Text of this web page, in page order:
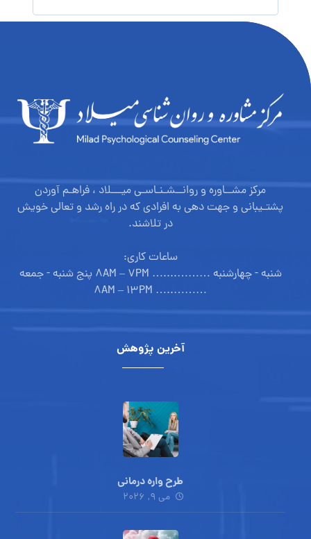
مرکز مشــاوره و روانــشـنـاسـی میـــلاد ، فراهـم آوردن
پشتـیبانی و جهت دهی به افرادی که در راه رشد و تعالی خویش
در تلاشند.
ساعات کاری:
شنبه - چهارشنبه ………....… ۸AM – ۷PM پنج شنبه - جمعه
………..… ۸AM – ۱۳PM
آخرین پژوهش
طرح واره درمانی
می ۹, ۲۰۲۶